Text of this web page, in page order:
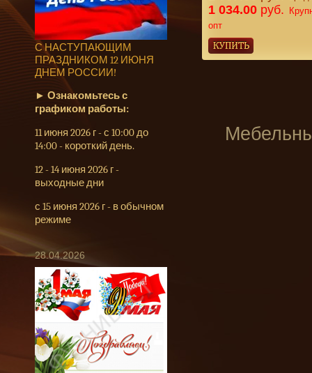
1 034.00 руб.
опт
С НАСТУПАЮЩИМ
ПРАЗДНИКОМ 12 ИЮНЯ
ДНЕМ РОССИИ!
► Ознакомьтесь с
графиком работы:
11 июня 2026 г - с 10:00 до
14:00 - короткий день.
12 - 14 июня 2026 г -
выходные дни
с 15 июня 2026 г - в обычном
режиме
28.04.2026